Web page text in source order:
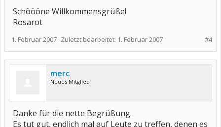
Schöööne Willkommensgrüße!
Rosarot
#4
1. Februar 2007 Zuletzt bearbeitet: 1. Februar 2007
merc
Neues Mitglied
Danke für die nette Begrüßung.
Es tut gut, endlich mal auf Leute zu treffen, denen es